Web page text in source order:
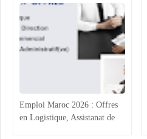
Emploi Maroc 2026 : Offres
en Logistique, Assistanat de